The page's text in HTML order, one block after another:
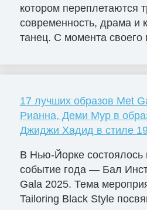
котором переплетаются
современность, драма и
танец. С момента своего
17 лучших образов Met
Рианна, Деми Мур в
Джиджи Хадид в стиле
В Нью-Йорке состоялось
событие года — Бал
Gala 2025. Тема
Tailoring Black Style